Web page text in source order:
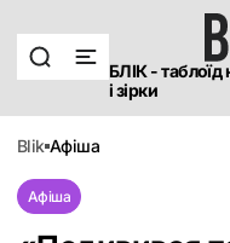
БЛІК -
і зірки
blik афіша
Афіша